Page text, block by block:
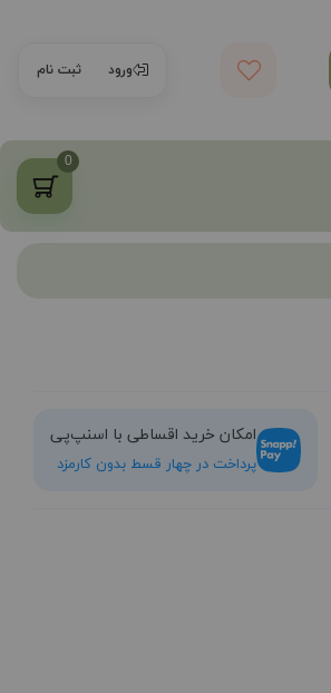
ورود ثبت نام
0
امکان خرید اقساطی با اسنپ‌پی
پرداخت در چهار قسط بدون کارمزد